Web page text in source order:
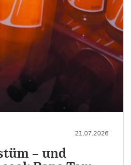
21.07.2026
– und